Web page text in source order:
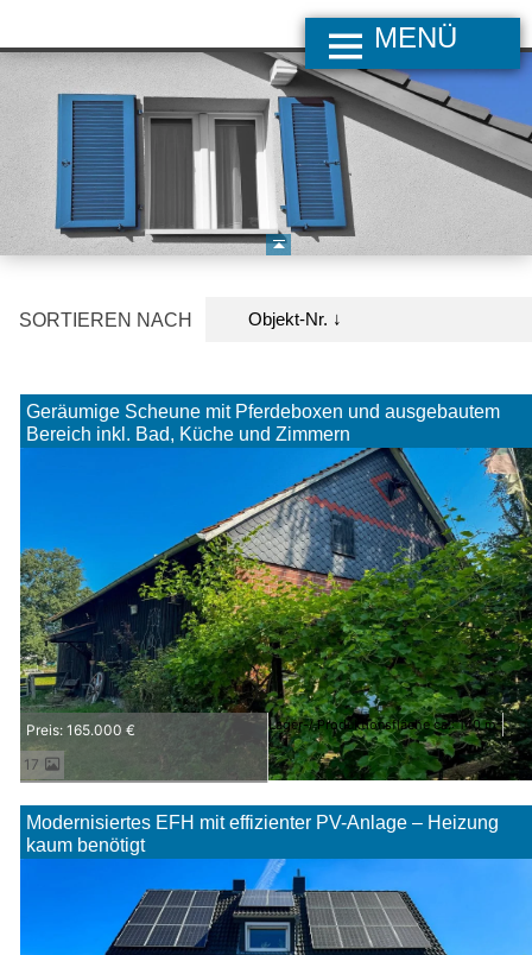
MENÜ
SORTIEREN NACH Objekt-Nr. ↓
Geräumige Scheune mit Pferdeboxen und ausgebautem
Bereich inkl. Bad, Küche und Zimmern
17
Preis: 165.000 € Lager-/ Produktionsfläche ca.: 140 m²
Modernisiertes EFH mit effizienter PV-Anlage – Heizung
kaum benötigt